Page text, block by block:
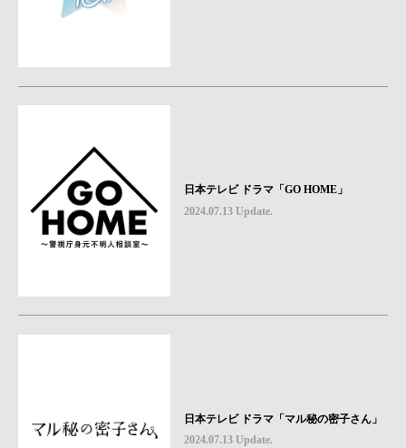
日本テレビ ドラマ「GO HOME」
2024.07.13 Update.
日本テレビ ドラマ「マル秘の密子さん」
2024.07.13 Update.